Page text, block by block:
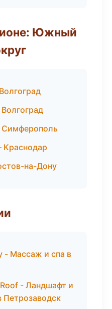
Южный
Краснодар
на-Дону
- Массаж и спа в
- Ландшафт и
Петрозаводск